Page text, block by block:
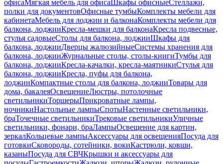
офисаМягкая мебель для офисаШкафы офисныеСтеллажи,
полки для документовОфисные тумбыКомплекты мебели для
кабинетаМебель для лоджии и балконаКомплекты мебели для
балкона, лоджииКресла-мешки для балконаКресла подвесные,
стулья садовыеСтолы для балкона, лоджииШкафы для
балкона, лоджииДверцы жалюзийныеСистемы хранения для
балкона, лоджииЖурнальные столы, столы-книгиТумбы для
балкона, лоджииКресла-качалки, кресла-маятникиСтулья для
балкона, лоджииКресла, пуфы для балкона,
лоджииКомпактные столы для балкона, лоджииТовары для
дома, бакалеяОсвещениеЛюстры, потолочные
светильникиТоршерыПрикроватные лампы,
ночникиНастольные лампыСпотыНастенные светильники,
браТочечные светильникиТрековые светильникиУличные
светильники, фонари, браЛампыОсвещение для картин,
зеркалКольцевые лампыАксессуары для освещенияПосуда для
готовкиСковороды, сотейники, вокиКастрюли, ковши,
казаныПосуда для СВЧКрышки и аксессуары для